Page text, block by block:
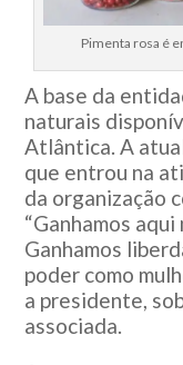
Pimenta rosa é
A base da
naturais
Atlântica. A
que entrou na
da organização
“Ganhamos
Ganhamos
poder como
a presidente,
associada.